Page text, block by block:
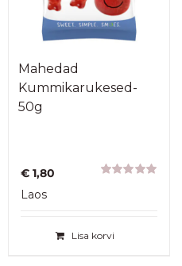
Mahedad
Kummikarukesed-
50g
€ 1,80
Laos
Lisa korvi